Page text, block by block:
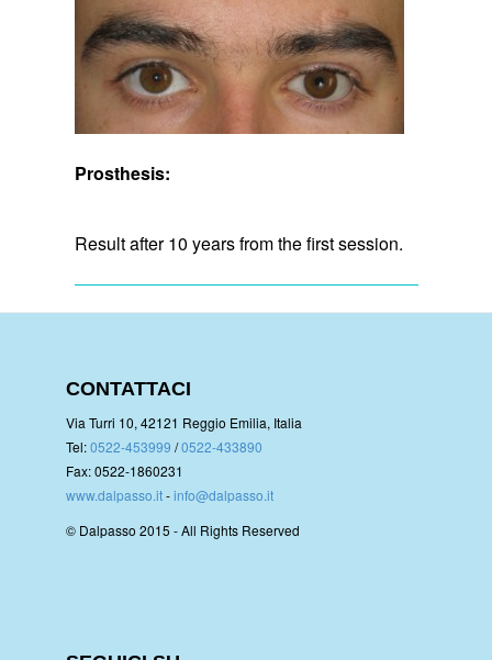
Prosthesis:
Result after 10 years from the first session.
CONTATTACI
Via Turri 10, 42121 Reggio Emilia, Italia
Tel:0522-453999 /0522-433890
Fax: 0522-1860231
www.dalpasso.it-info@dalpasso.it
© Dalpasso 2015 - All Rights Reserved